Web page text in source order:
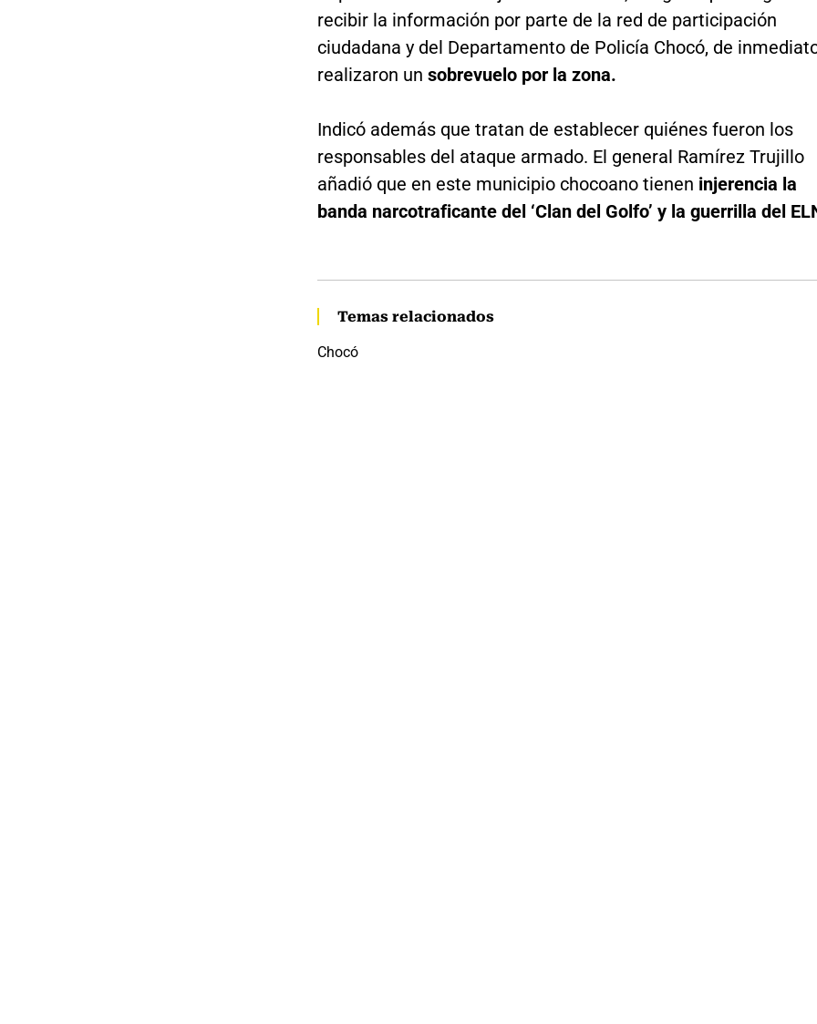
recibir la información por parte de la red de participación
ciudadana y del Departamento de Policía Chocó, de
realizaron un sobrevuelo por la zona.
Indicó además que tratan de establecer quiénes fueron los
responsables del ataque armado. El general Ramírez Trujillo
añadió que en este municipio chocoano tienen injerencia la
banda narcotraficante del ‘Clan del Golfo’ y la guerrilla del
Temas relacionados
Chocó